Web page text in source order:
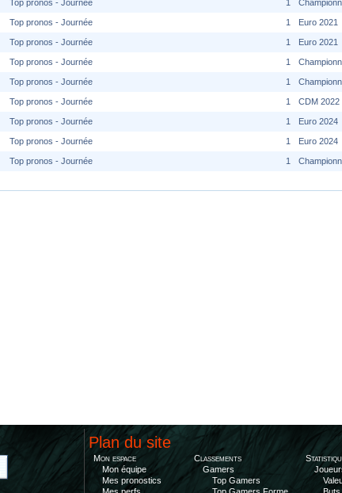
Top pronos - Journée 1
Top pronos - Journée 1 Euro 2021
Top pronos - Journée 1 Euro 2021
Top pronos - Journée 1
Top pronos - Journée 1
Top pronos - Journée 1 CDM 2022
Top pronos - Journée 1 Euro 2024
Top pronos - Journée 1 Euro 2024
Top pronos - Journée 1
Plan du site
Mon espace
Mon équipe
Mes pronostics
Classements
Gamers
Top Gamers